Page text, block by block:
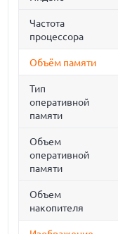
Частота
процессора
Объём памяти
Тип
оперативной
памяти
Объем
оперативной
памяти
Объем
накопителя